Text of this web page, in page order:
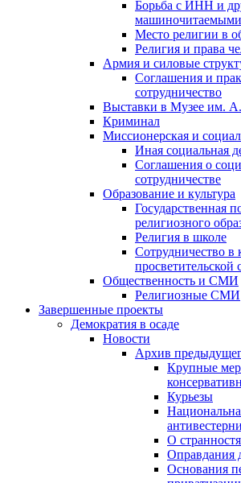
Борьба с ИНН и
Место религии в
Религия и права
Армия и силовые
Соглашения и
сотрудничество
Выставки в Музее им.
Криминал
Миссионерская и
Иная социальная
Соглашения о
сотрудничестве
Образование и культура
Государственная
религиозного
Религия в школе
Сотрудничество в
просветительской
Общественность и СМИ
Религиозные СМИ
Завершенные проекты
Демократия в осаде
Новости
Архив
Крупные
Курьезы
О
Основания